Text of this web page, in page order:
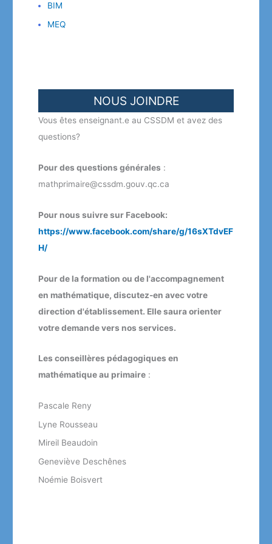
BIM
MEQ
NOUS JOINDRE
Vous êtes enseignant.e au CSSDM et avez des
questions?
Pour des questions générales :
mathprimaire@cssdm.gouv.qc.ca
Pour nous suivre sur Facebook:
https://www.facebook.com/share/g/16sXTdvEF
H/
Pour de la formation ou de l'accompagnement
en mathématique, discutez-en avec votre
direction d'établissement. Elle saura orienter
votre demande vers nos services.
Les conseillères pédagogiques en
mathématique au primaire :
Pascale Reny
Lyne Rousseau
Mireil Beaudoin
Geneviève Deschênes
Noémie Boisvert